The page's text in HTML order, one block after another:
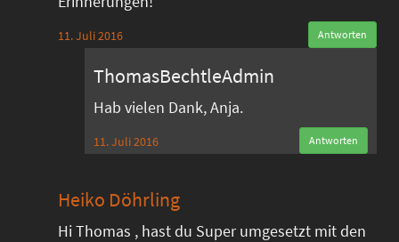
11. Juli 2016 Antworten
ThomasBechtleAdmin
Hab vielen Dank, Anja.
11. Juli 2016 Antworten
Heiko Döhrling
Hi Thomas , hast du Super umgesetzt mit den